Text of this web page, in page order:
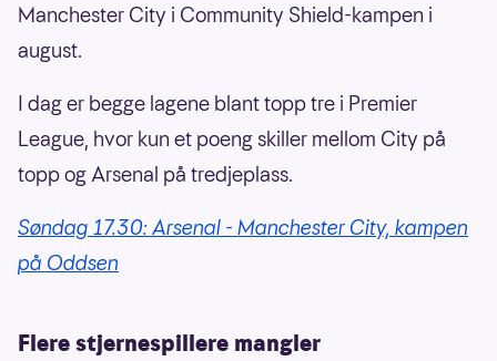
Manchester City i Community Shield-kampen i
august.
I dag er begge lagene blant topp tre i Premier
League, hvor kun et poeng skiller mellom City på
topp og Arsenal på tredjeplass.
Søndag 17.30: Arsenal - Manchester City, kampen
på Oddsen
Flere stjernespillere mangler